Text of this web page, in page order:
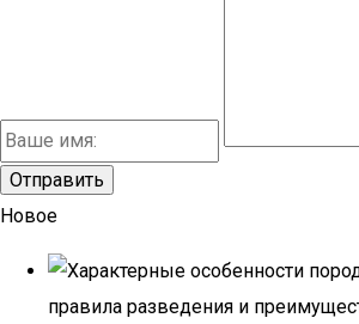
Новое